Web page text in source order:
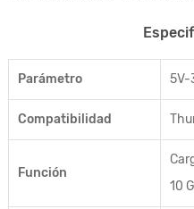
Parámetro 5V-
Compatibilidad
Función
10